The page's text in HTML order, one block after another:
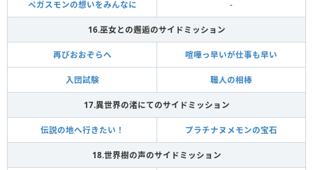
ペガスモンの想いをみんなに -
16.巫女との邂逅のサイドミッション
再びおおぞらへ 喧嘩っ早いが仕事も早い
入団試験 職人の相棒
17.異世界の渚にてのサイドミッション
伝説の地へ行きたい！ プラチナヌメモンの宝石
18.世界樹の声のサイドミッション